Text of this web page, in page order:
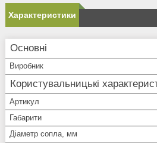
Характеристики
Основні
Виробник
Користувальницькі
Артикул
Габарити
Діаметр сопла, мм